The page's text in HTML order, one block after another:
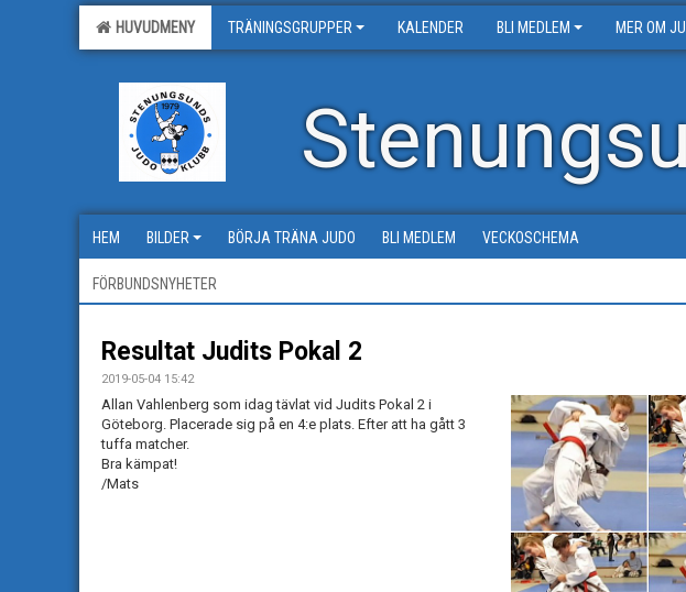
HUVUDMENY TRÄNINGSGRUPPER KALENDER BLI MEDLEM MER OM
HEM BILDER BÖRJA TRÄNA JUDO BLI MEDLEM VECKOSCHEMA
FÖRBUNDSNYHETER
Resultat Judits Pokal 2
2019-05-04 15:42
Allan Vahlenberg som idag tävlat vid Judits Pokal 2 i
Göteborg. Placerade sig på en 4:e plats. Efter att ha gått 3
tuffa matcher.
Bra kämpat!
/Mats